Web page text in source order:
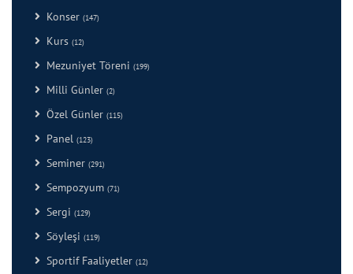
Konser (147)
Kurs (12)
Mezuniyet Töreni (199)
Milli Günler (2)
Özel Günler (115)
Panel (123)
Seminer (291)
Sempozyum (71)
Sergi (129)
Söyleşi (119)
Sportif Faaliyetler (12)